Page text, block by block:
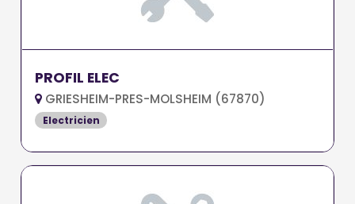
PROFIL ELEC
GRIESHEIM-PRES-MOLSHEIM (67870)
Electricien